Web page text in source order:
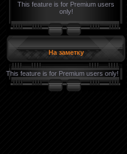
This feature is for Premium users
only!
На заметку
This feature is for Premium users only!